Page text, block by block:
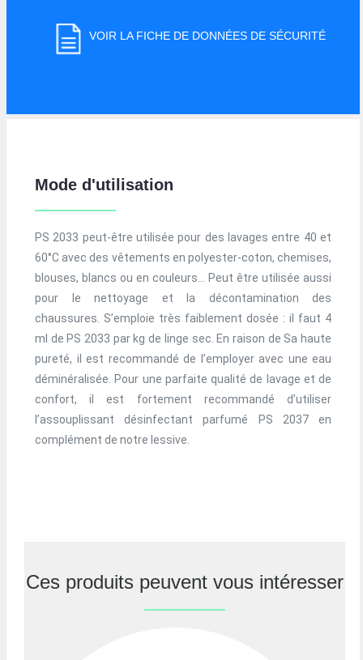
VOIR LA FICHE DE DONNÉES DE SÉCURITÉ
Mode d'utilisation
PS 2033 peut-être utilisée pour des lavages entre 40 et
60°C avec des vêtements en polyester-coton, chemises,
blouses, blancs ou en couleurs… Peut être utilisée aussi
pour le nettoyage et la décontamination des
chaussures. S’emploie très faiblement dosée : il faut 4
ml de PS 2033 par kg de linge sec. En raison de Sa haute
pureté, il est recommandé de l’employer avec une eau
déminéralisée. Pour une parfaite qualité de lavage et de
confort, il est fortement recommandé d’utiliser
l’assouplissant désinfectant parfumé PS 2037 en
complément de notre lessive.
Ces produits peuvent vous intéresser